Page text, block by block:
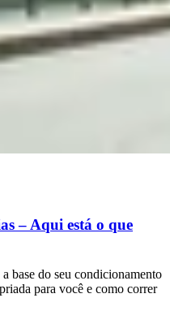
– Aqui está o que
base do seu condicionamento
para você e como correr